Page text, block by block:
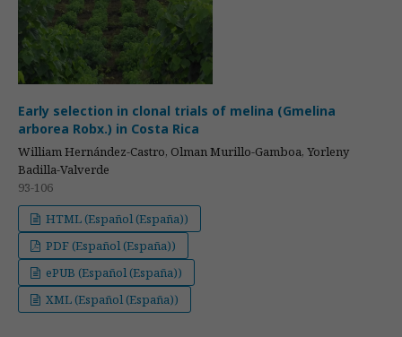
Early selection in clonal trials of melina (Gmelina
arborea Robx.) in Costa Rica
William Hernández-Castro, Olman Murillo-Gamboa, Yorleny
Badilla-Valverde
93-106
HTML (Español (España))
PDF (Español (España))
ePUB (Español (España))
XML (Español (España))